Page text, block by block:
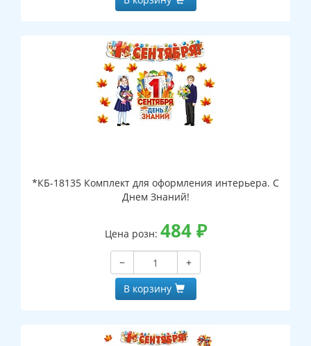
*КБ-18135 Комплект для оформления интерьера. С
Днем Знаний!
Цена розн: 484₽
−
+
В корзину